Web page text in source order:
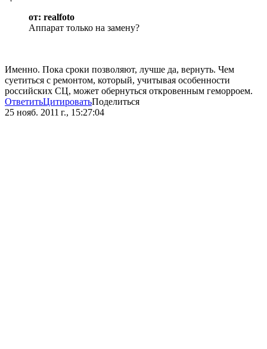
от: realfoto
Аппарат только на замену?
Именно. Пока сроки позволяют, лучше да, вернуть. Чем
суетиться с ремонтом, который, учитывая особенности
российских СЦ, может обернуться откровенным геморроем.
ОтветитьЦитироватьПоделиться
25 нояб. 2011 г., 15:27:04